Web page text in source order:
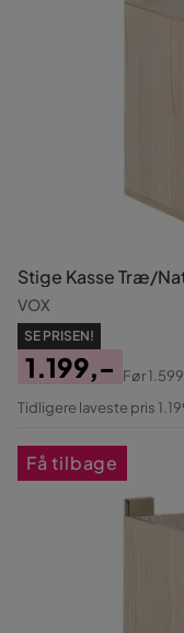
Stige Kasse Træ/
VOX
SE PRISEN!
Pris
1.199,-
Original
Før
Tidligere laveste pris
Få tilbage